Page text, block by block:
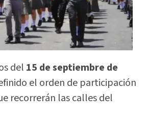
del 15 de septiembre de
el orden de participación
recorrerán las calles del